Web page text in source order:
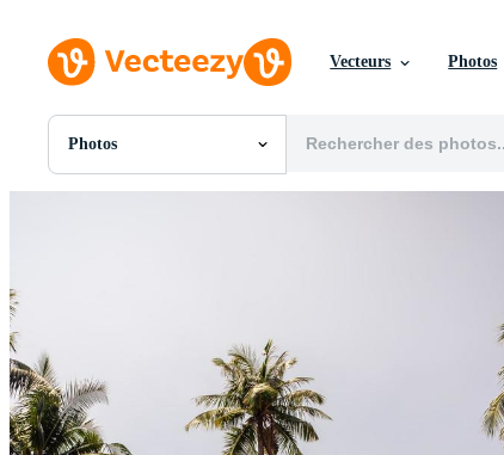
Vecteurs Photos
Photos
Toutes Images
Motion graphics
Images Éditoriales
Événements Éditoriaux